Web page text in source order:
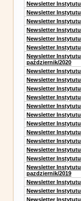
Newsletter
Newsletter
Newsletter
Newsletter
Newsletter
Newsletter
Newsletter
październik/2020
Newsletter
Newsletter
Newsletter
Newsletter
Newsletter
Newsletter
Newsletter
Newsletter
Newsletter
Newsletter
Newsletter
Newsletter
pazdziernik/2019
Newsletter
Newsletter
Newsletter